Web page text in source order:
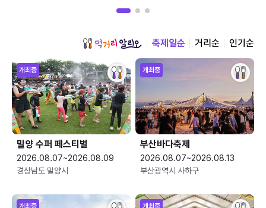
축제일순 거리순 인기순
개최중
밀양 수퍼 페스티벌
2026.08.07~2026.08.09
경상남도 밀양시
개최중
부산바다축제
2026.08.07~2026.08.13
부산광역시 사하구
개최중 개최중